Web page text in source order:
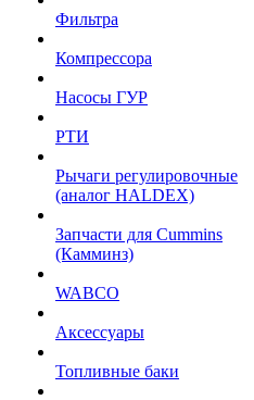
Фильтра
Компрессора
Насосы ГУР
РТИ
Рычаги регулировочные
(аналог HALDEX)
Запчасти для Cummins
(Камминз)
WABCO
Аксессуары
Топливные баки